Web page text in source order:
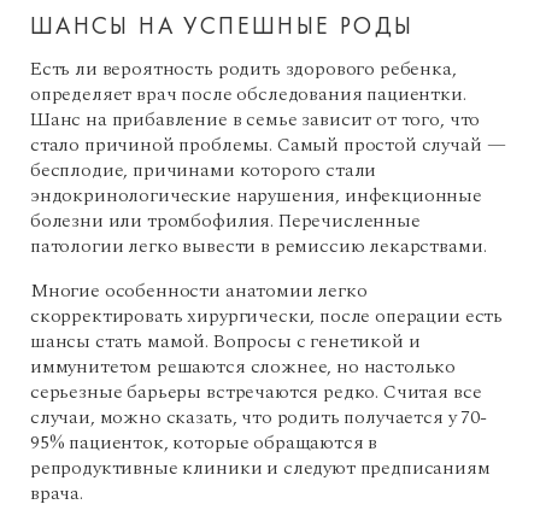
ШАНСЫ НА УСПЕШНЫЕ РОДЫ
Есть ли вероятность родить здорового ребенка,
определяет врач после обследования пациентки.
Шанс на прибавление в семье зависит от того, что
стало причиной проблемы. Самый простой случай —
бесплодие, причинами которого стали
эндокринологические нарушения, инфекционные
болезни или тромбофилия. Перечисленные
патологии легко вывести в ремиссию лекарствами.
Многие особенности анатомии легко
скорректировать хирургически, после операции есть
шансы стать мамой. Вопросы с генетикой и
иммунитетом решаются сложнее, но настолько
серьезные барьеры встречаются редко. Считая все
случаи, можно сказать, что родить получается у 70-
95% пациенток, которые обращаются в
репродуктивные клиники и следуют предписаниям
врача.